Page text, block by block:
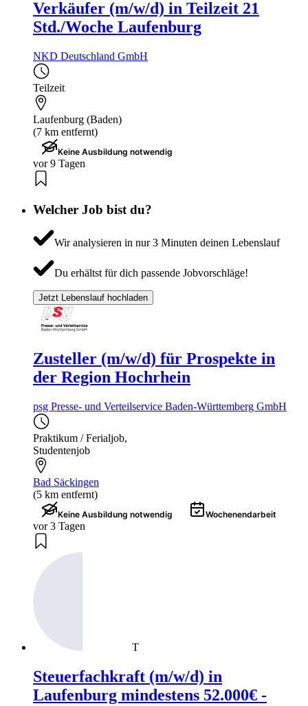
Verkäufer (m/w/d) in Teilzeit 21
Std./Woche Laufenburg
NKD Deutschland GmbH
Teilzeit
Laufenburg (Baden)
(7 km entfernt)
Keine Ausbildung notwendig
vor 9 Tagen
Welcher Job bist du?
Wir analysieren in nur 3 Minuten deinen Lebenslauf
Du erhältst für dich passende Jobvorschläge!
Jetzt Lebenslauf hochladen
Zusteller (m/w/d) für Prospekte in
der Region Hochrhein
psg Presse- und Verteilservice Baden-Württemberg GmbH
Praktikum / Ferialjob,
Studentenjob
Bad Säckingen
(5 km entfernt)
Keine Ausbildung notwendig Wochenendarbeit
vor 3 Tagen
T
Steuerfachkraft (m/w/d) in
Laufenburg mindestens 52.000€ -